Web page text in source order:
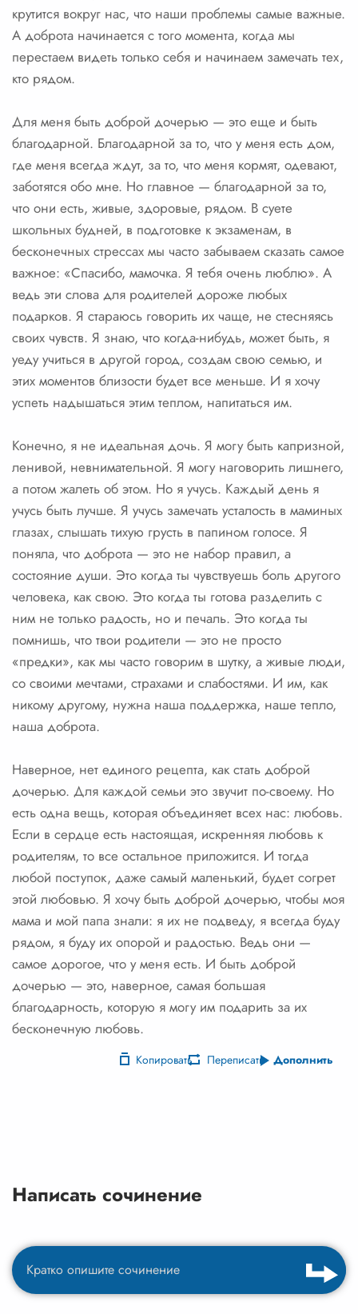
крутится вокруг нас, что наши проблемы самые важные.
А доброта начинается с того момента, когда мы
перестаем видеть только себя и начинаем замечать тех,
кто рядом.
Для меня быть доброй дочерью — это еще и быть
благодарной. Благодарной за то, что у меня есть дом,
где меня всегда ждут, за то, что меня кормят, одевают,
заботятся обо мне. Но главное — благодарной за то,
что они есть, живые, здоровые, рядом. В суете
школьных будней, в подготовке к экзаменам, в
бесконечных стрессах мы часто забываем сказать самое
важное: «Спасибо, мамочка. Я тебя очень люблю». А
ведь эти слова для родителей дороже любых
подарков. Я стараюсь говорить их чаще, не стесняясь
своих чувств. Я знаю, что когда-нибудь, может быть, я
уеду учиться в другой город, создам свою семью, и
этих моментов близости будет все меньше. И я хочу
успеть надышаться этим теплом, напитаться им.
Конечно, я не идеальная дочь. Я могу быть капризной,
ленивой, невнимательной. Я могу наговорить лишнего,
а потом жалеть об этом. Но я учусь. Каждый день я
учусь быть лучше. Я учусь замечать усталость в маминых
глазах, слышать тихую грусть в папином голосе. Я
поняла, что доброта — это не набор правил, а
состояние души. Это когда ты чувствуешь боль другого
человека, как свою. Это когда ты готова разделить с
ним не только радость, но и печаль. Это когда ты
помнишь, что твои родители — это не просто
«предки», как мы часто говорим в шутку, а живые люди,
со своими мечтами, страхами и слабостями. И им, как
никому другому, нужна наша поддержка, наше тепло,
наша доброта.
Наверное, нет единого рецепта, как стать доброй
дочерью. Для каждой семьи это звучит по-своему. Но
есть одна вещь, которая объединяет всех нас: любовь.
Если в сердце есть настоящая, искренняя любовь к
родителям, то все остальное приложится. И тогда
любой поступок, даже самый маленький, будет согрет
этой любовью. Я хочу быть доброй дочерью, чтобы моя
мама и мой папа знали: я их не подведу, я всегда буду
рядом, я буду их опорой и радостью. Ведь они —
самое дорогое, что у меня есть. И быть доброй
дочерью — это, наверное, самая большая
благодарность, которую я могу им подарить за их
бесконечную любовь.
Копировать Переписать Дополнить
Написать сочинение